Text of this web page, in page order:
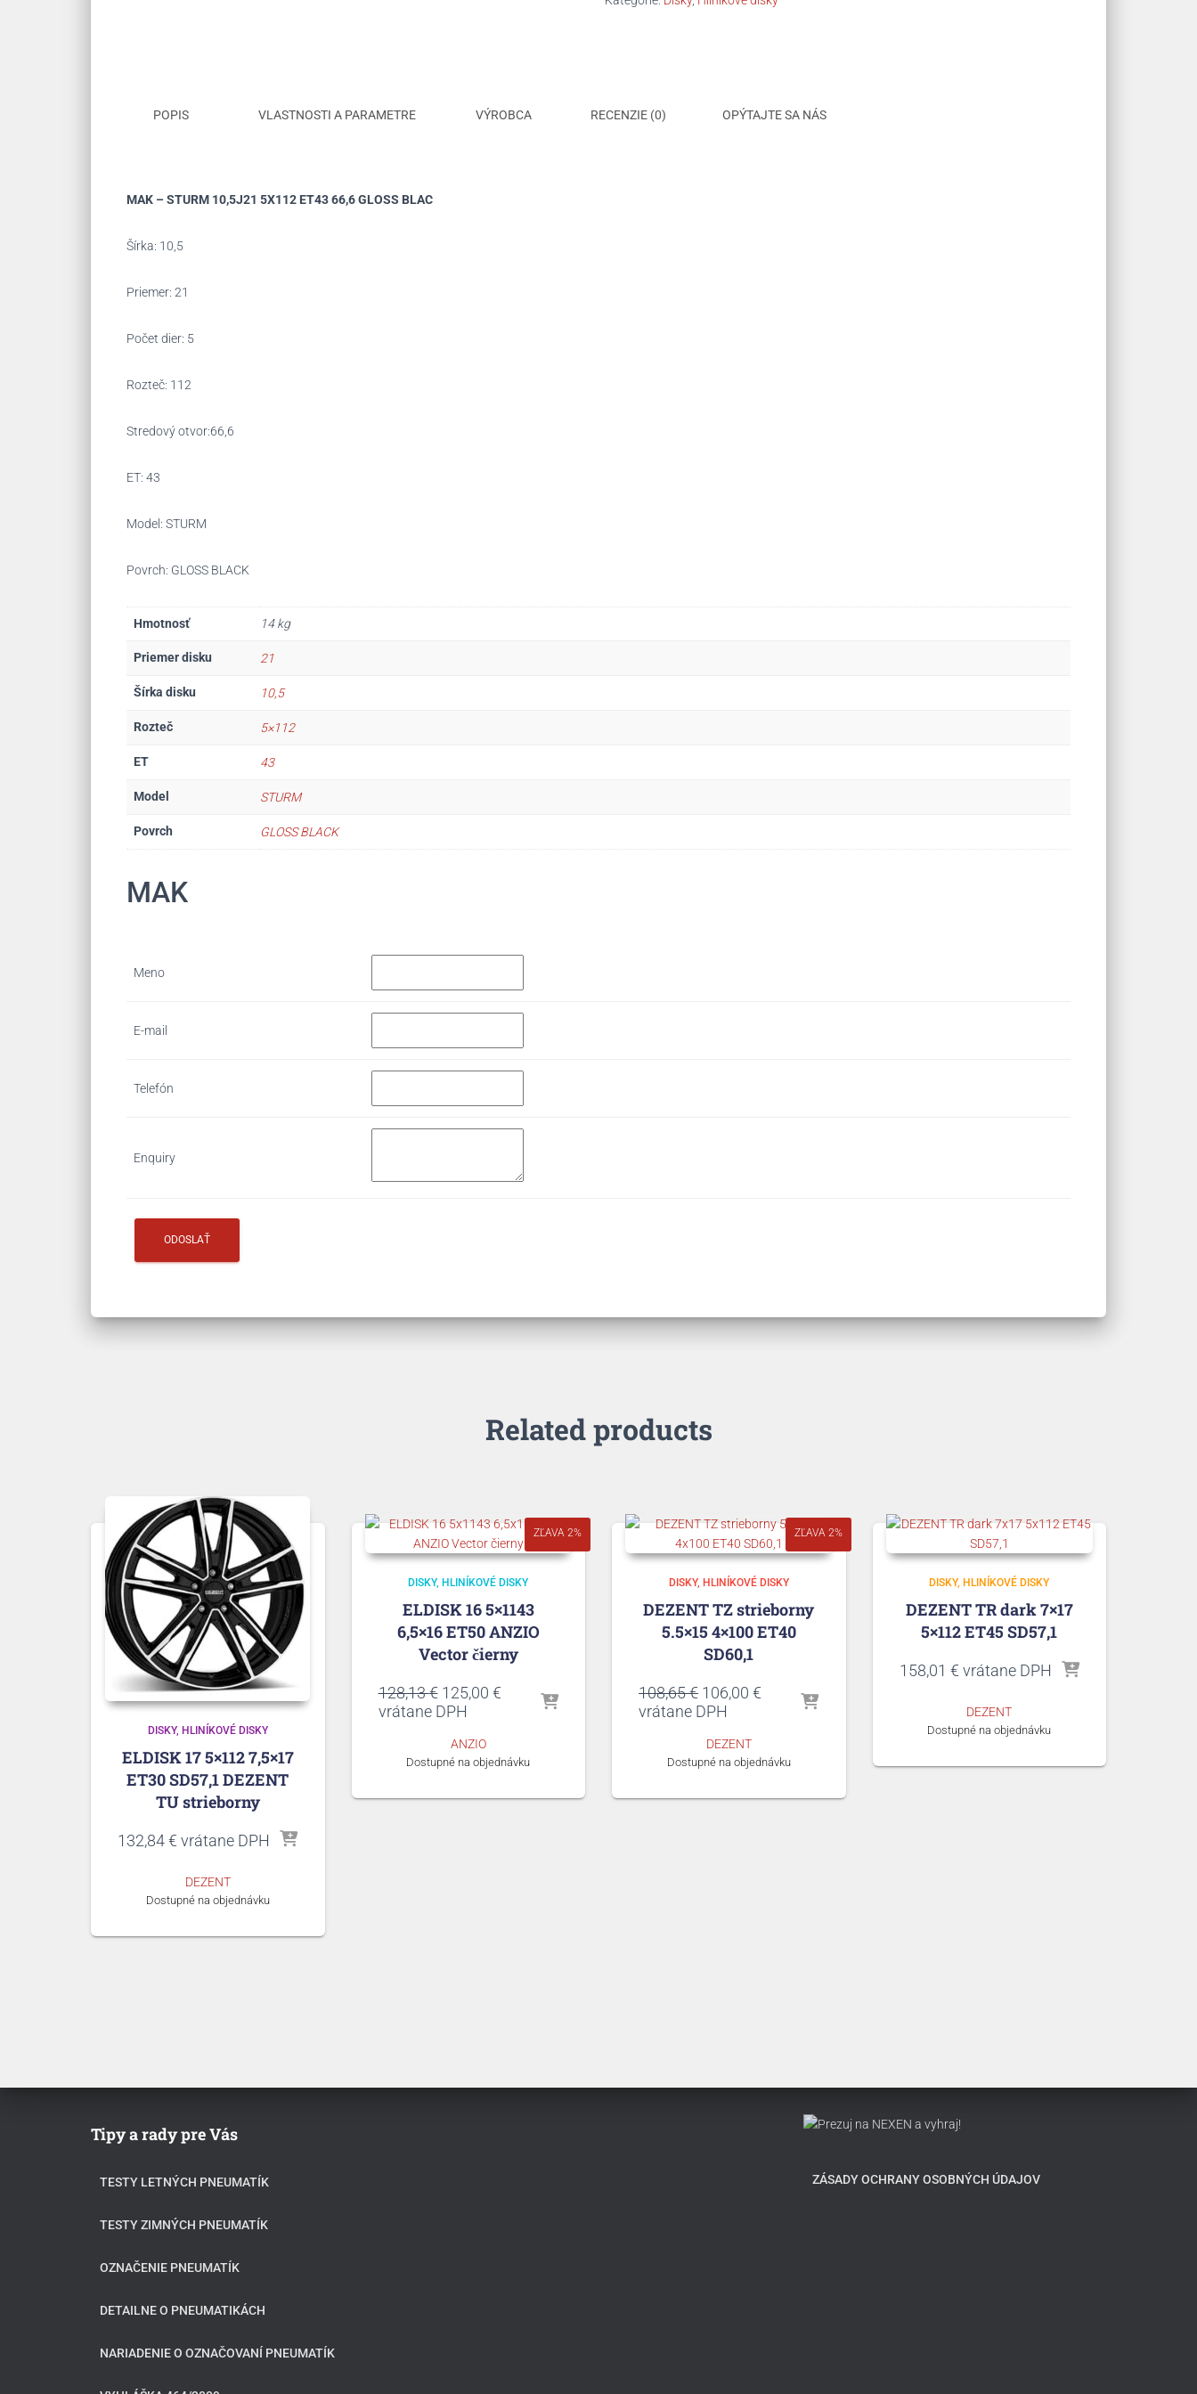
POPIS VLASTNOSTI A PARAMETRE VÝROBCA RECENZIE (0) OPÝTAJTE SA NÁS
MAK – STURM 10,5J21 5X112 ET43 66,6 GLOSS BLAC
Šírka: 10,5
Priemer: 21
Počet dier: 5
Rozteč: 112
Stredový otvor:66,6
ET: 43
Model: STURM
Povrch: GLOSS BLACK
Hmotnosť 14 kg
Priemer disku 21
Šírka disku 10,5
Rozteč 5×112
ET 43
Model STURM
Povrch GLOSS BLACK
MAK
Meno
E-mail
Telefón
Enquiry
Related products
DISKY HLINÍKOVÉ DISKY
ELDISK 17 5×112 7,5×17
ET30 SD57,1 DEZENT
TU strieborny
132,84€ vrátane DPH
DEZENT
Dostupné na objednávku
ZĽAVA 2%
DISKY HLINÍKOVÉ DISKY
ELDISK 16 5×1143
6,5×16 ET50 ANZIO
Vector čierny
128,13€ Pôvodná
cena
128,13 €.
125,00 €Aktuálna
vrátane DPH
ANZIO
Dostupné na objednávku
ZĽAVA 2%
DISKY HLINÍKOVÉ DISKY
DEZENT TZ strieborny
5.5×15 4×100 ET40
SD60,1
108,65€ Pôvodná
cena
108,65 €.
106,00 € Aktuálna
vrátane DPH
DEZENT
Dostupné na objednávku
DISKY HLINÍKOVÉ DISKY
DEZENT TR dark 7×17
5×112 ET45 SD57,1
158,01 € vrátane DPH
DEZENT
Dostupné na objednávku
Tipy a rady pre Vás
TESTY LETNÝCH PNEUMATÍK
TESTY ZIMNÝCH PNEUMATÍK
OZNAČENIE PNEUMATÍK
DETAILNE O PNEUMATIKÁCH
NARIADENIE O OZNAČOVANÍ PNEUMATÍK
ZÁSADY OCHRANY OSOBNÝCH ÚDAJOV